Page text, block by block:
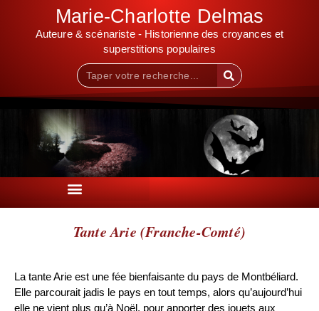
Marie-Charlotte Delmas
Auteure & scénariste - Historienne des croyances et
superstitions populaires
Tante Arie (Franche-Comté)
La tante Arie est une fée bienfaisante du pays de Montbéliard.
Elle parcourait jadis le pays en tout temps, alors qu’aujourd’hui
elle ne vient plus qu’à Noël, pour apporter des jouets aux